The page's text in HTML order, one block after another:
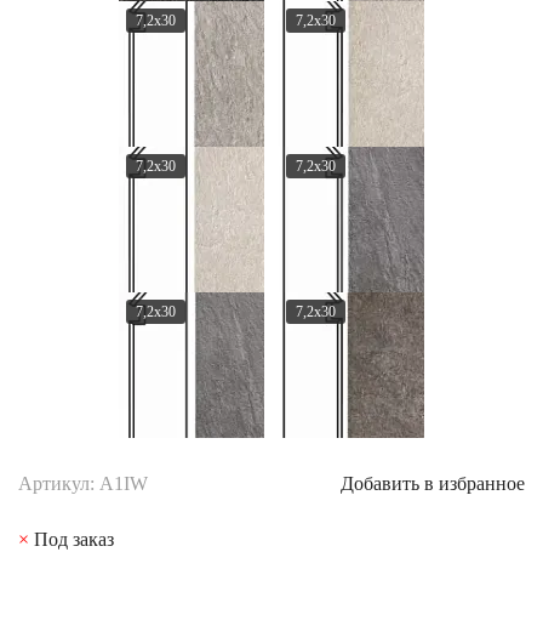
7,2x30 7,2x30
7,2x30 7,2x30
7,2x30 7,2x30
Артикул: A1IW Добавить в избранное
× Под заказ